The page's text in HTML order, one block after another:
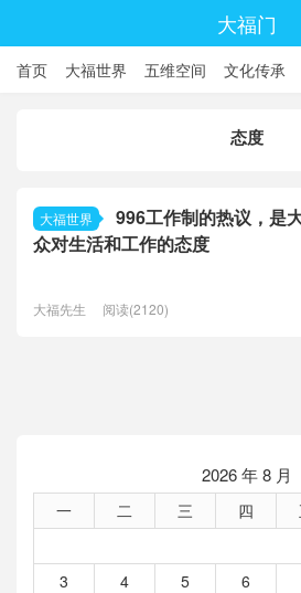
大福门
首页 大福世界 五维空间 文化传承
态度
大福世界
996工作制的热议，是
众对生活和工作的态度
大福先生 阅读(2120)
2026 年 8 月
一 二 三 四
3
4 5 6